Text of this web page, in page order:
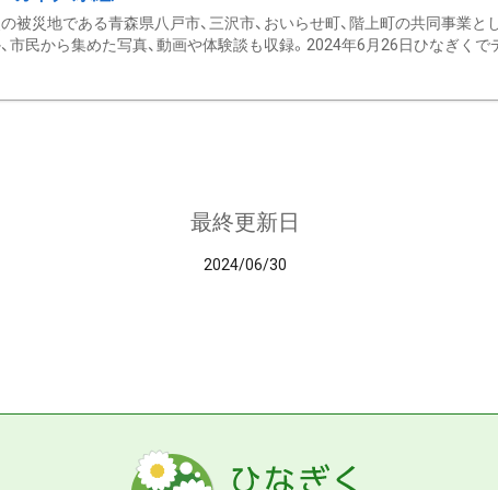
被災地である青森県八戸市、三沢市、おいらせ町、階上町の共同事業と
市民から集めた写真、動画や体験談も収録。2024年6月26日ひなぎく
最終更新日
2024/06/30